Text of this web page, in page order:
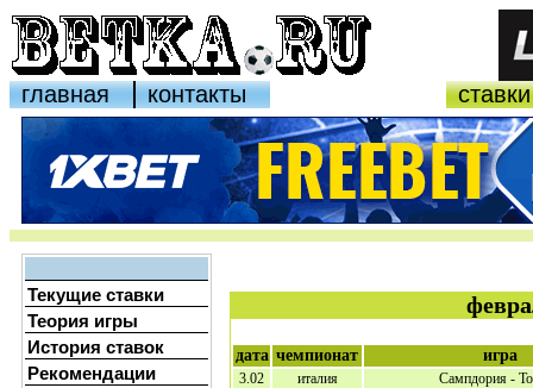
главная контакты ставки
дата чемпионат игра
3.02 италия
Сампдория -
Текущие ставки
Теория игры
История ставок
Рекомендации